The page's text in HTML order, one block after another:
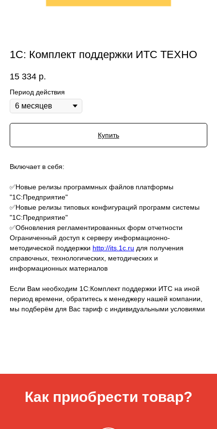
1С: Комплект поддержки ИТС ТЕХНО
15 334 р.
Период действия
Купить
Включает в себя:
✅Новые релизы программных файлов платформы
"1С:Предприятие"
✅Новые релизы типовых конфигураций программ системы
"1С:Предприятие"
✅Обновления регламентированных форм отчетности
Ограниченный доступ к серверу информационно-
методической поддержки http://its.1c.ru для получения
справочных, технологических, методических и
информационных материалов
Если Вам необходим 1С:Комплект поддержки ИТС на иной
период времени, обратитесь к менеджеру нашей компании,
мы подберём для Вас тариф с индивидуальными условиями
Как приобрести товар?